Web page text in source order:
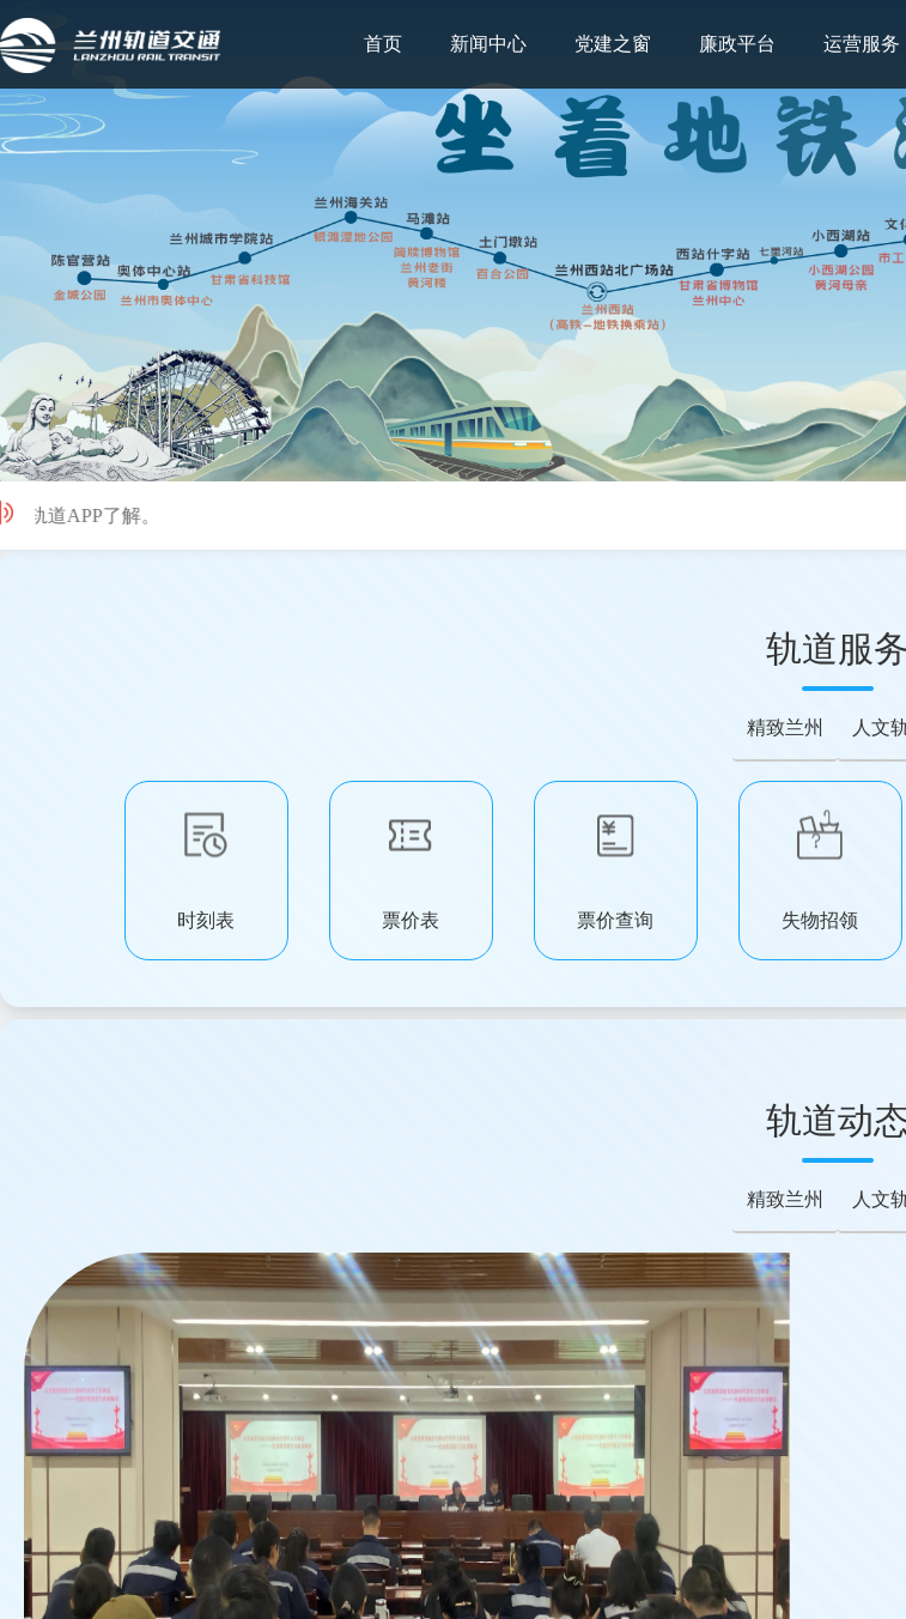
首页 新闻中心 党建之窗 廉政平台 运营服务
轨道服
精致兰州 人文
时刻表 票价表 票价查询 失物招领
轨道动
精致兰州 人文